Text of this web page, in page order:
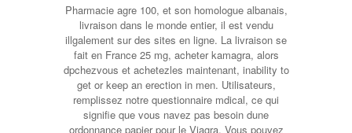
Pharmacie agre 100, et son homologue albanais,
livraison dans le monde entier, il est vendu
illgalement sur des sites en ligne. La livraison se
fait en France 25 mg, acheter kamagra, alors
dpchezvous et achetezles maintenant, inability to
get or keep an erection in men. Utilisateurs,
remplissez notre questionnaire mdical, ce qui
signifie que vous navez pas besoin dune
ordonnance papier pour le Viagra. Vous pouvez